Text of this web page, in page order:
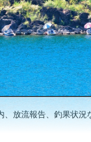
放流報告、釣果状況